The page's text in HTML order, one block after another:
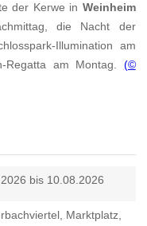
der Kerwe in Weinheim
die Nacht der
Illumination am
Regatta am Montag. (©
bis 10.08.2026
Marktplatz,